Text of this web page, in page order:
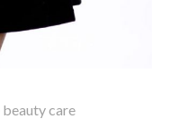
care